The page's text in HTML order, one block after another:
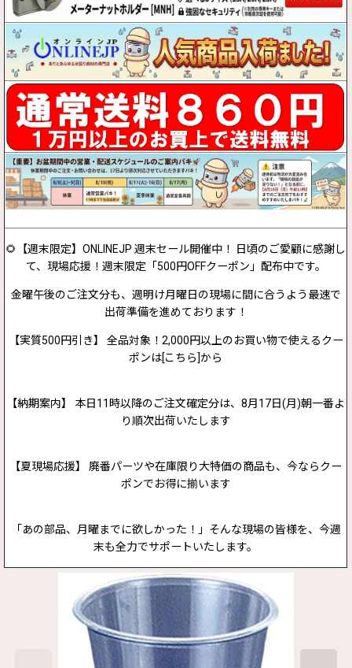
🌻【週末限定】ONLINEJP 週末セール開催中！ 日頃のご愛顧に感謝し
て、現場応援！週末限定「500円OFFクーポン」配布中です。
金曜午後のご注文分も、週明け月曜日の現場に間に合うよう最速で
出荷準備を進めております！
【実質500円引き】 全品対象！2,000円以上のお買い物で使えるクー
ポンは[こちら]から
【納期案内】 本日11時以降のご注文確定分は、8月17日(月)朝一番よ
り順次出荷いたします
【夏現場応援】 廃番パーツや在庫限り大特価の商品も、今ならクー
ポンでお得に揃います
「あの部品、月曜までに欲しかった！」そんな現場の皆様を、今週
末も全力でサポートいたします。